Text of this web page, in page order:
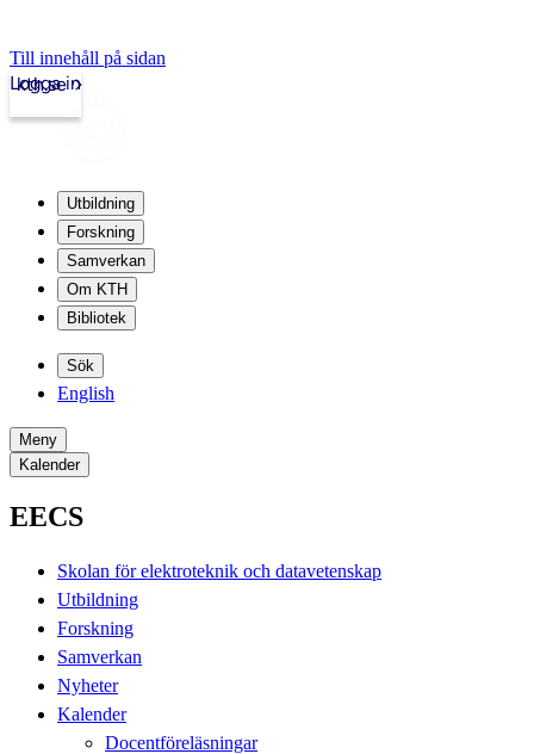
Till innehåll på sidan
kth.se
Logga in
Utbildning
Forskning
Samverkan
Om KTH
Bibliotek
Sök
English
Meny
Kalender
EECS
Skolan för elektroteknik och datavetenskap
Utbildning
Forskning
Samverkan
Nyheter
Kalender
Docentföreläsningar